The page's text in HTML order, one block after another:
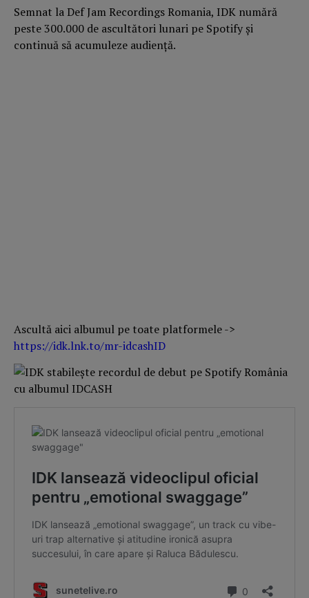
Semnat la Def Jam Recordings Romania, IDK numără
peste 300.000 de ascultători lunari pe Spotify și
continuă să acumuleze audiență.
Ascultă aici albumul pe toate platformele ->
https://idk.lnk.to/mr-idcashID